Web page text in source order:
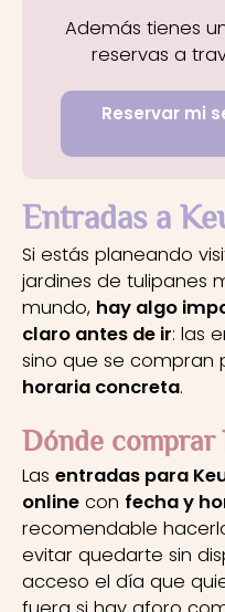
Además tienes
reservas a
Reservar mi
Entradas a
Si estás planeando
jardines de tulipanes
mundo, hay algo
claro antes de ir: las
sino que se compran
horaria concreta.
Dónde comprar
Las entradas para
online con fecha y
recomendable
evitar quedarte sin
acceso el día que